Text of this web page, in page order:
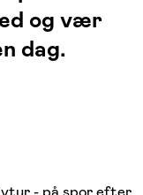
og vær
dag.